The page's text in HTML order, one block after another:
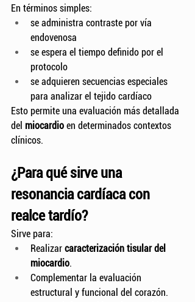
En términos simples:
se administra contraste por vía
endovenosa
se espera el tiempo definido por el
protocolo
se adquieren secuencias especiales
para analizar el tejido cardíaco
Esto permite una evaluación más detallada
del miocardio en determinados contextos
clínicos.
¿Para qué sirve una
resonancia cardíaca con
realce tardío?
Sirve para:
Realizar caracterización tisular del
miocardio.
Complementar la evaluación
estructural y funcional del corazón.